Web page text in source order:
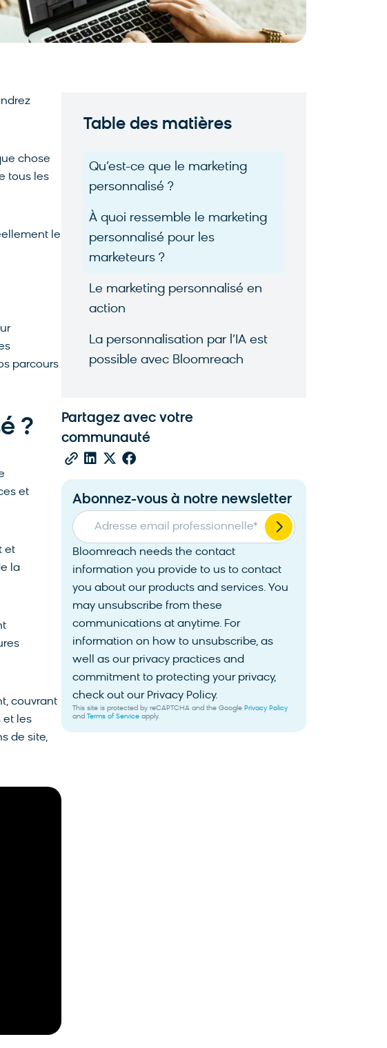
chose
tous les
le
parcours
?
et
et
la
couvrant
et les
de site,
Table des matières
Qu’est-ce que le marketing
personnalisé ?
À quoi ressemble le marketing
personnalisé pour les
marketeurs ?
Le marketing personnalisé en
action
La personnalisation par l’IA est
possible avec Bloomreach
Partagez avec votre
communauté
Abonnez-vous à notre newsletter
Adresse email professionnelle*
Bloomreach needs the contact
information you provide to us to contact
you about our products and services. You
may unsubscribe from these
communications at anytime. For
information on how to unsubscribe, as
well as our privacy practices and
commitment to protecting your privacy,
check out our Privacy Policy.
This site is protected by reCAPTCHA and the Google Privacy Policy
and Terms of Service apply.